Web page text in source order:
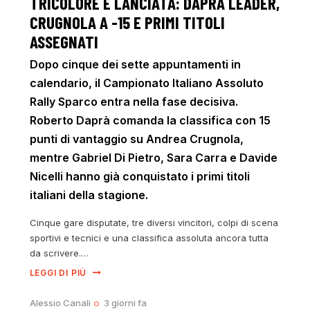
CRUGNOLA A -15 E PRIMI TITOLI
ASSEGNATI
Dopo cinque dei sette appuntamenti in
calendario, il Campionato Italiano Assoluto
Rally Sparco entra nella fase decisiva.
Roberto Daprà comanda la classifica con 15
punti di vantaggio su Andrea Crugnola,
mentre Gabriel Di Pietro, Sara Carra e Davide
Nicelli hanno già conquistato i primi titoli
italiani della stagione.
Cinque gare disputate, tre diversi vincitori, colpi di scena
sportivi e tecnici e una classifica assoluta ancora tutta
da scrivere.…
LEGGI DI PIÙ
Alessio Canali 3 giorni fa